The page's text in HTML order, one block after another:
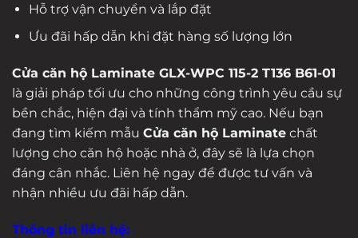
Hỗ trợ vận chuyển và lắp đặt
Ưu đãi hấp dẫn khi đặt hàng số lượng lớn
Cửa căn hộ Laminate GLX-WPC 115-2 T136 B61-01
là giải pháp tối ưu cho những công trình yêu cầu sự
bền chắc, hiện đại và tính thẩm mỹ cao. Nếu bạn
đang tìm kiếm mẫu Cửa căn hộ Laminate chất
lượng cho căn hộ hoặc nhà ở, đây sẽ là lựa chọn
đáng cân nhắc. Liên hệ ngay để được tư vấn và
nhận nhiều ưu đãi hấp dẫn.
Thông tin liên hệ: